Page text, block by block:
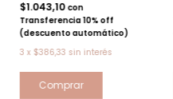
$1.043,10 con
Transferencia 10% off
(descuento automático)
3 x $386,33 sin interés